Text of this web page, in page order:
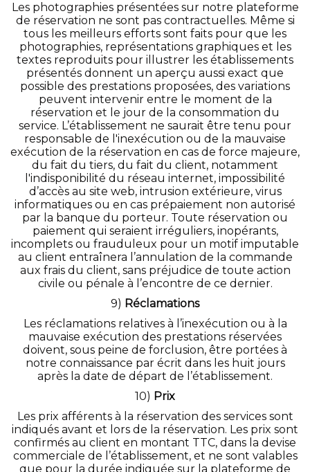
Les photographies présentées sur notre plateforme
de réservation ne sont pas contractuelles. Même si
tous les meilleurs efforts sont faits pour que les
photographies, représentations graphiques et les
textes reproduits pour illustrer les établissements
présentés donnent un aperçu aussi exact que
possible des prestations proposées, des variations
peuvent intervenir entre le moment de la
réservation et le jour de la consommation du
service. L’établissement ne saurait être tenu pour
responsable de l'inexécution ou de la mauvaise
exécution de la réservation en cas de force majeure,
du fait du tiers, du fait du client, notamment
l'indisponibilité du réseau internet, impossibilité
d’accès au site web, intrusion extérieure, virus
informatiques ou en cas prépaiement non autorisé
par la banque du porteur. Toute réservation ou
paiement qui seraient irréguliers, inopérants,
incomplets ou frauduleux pour un motif imputable
au client entraînera l’annulation de la commande
aux frais du client, sans préjudice de toute action
civile ou pénale à l’encontre de ce dernier.
9) Réclamations
Les réclamations relatives à l’inexécution ou à la
mauvaise exécution des prestations réservées
doivent, sous peine de forclusion, être portées à
notre connaissance par écrit dans les huit jours
après la date de départ de l’établissement.
10) Prix
Les prix afférents à la réservation des services sont
indiqués avant et lors de la réservation. Les prix sont
confirmés au client en montant TTC, dans la devise
commerciale de l’établissement, et ne sont valables
que pour la durée indiquée sur la plateforme de